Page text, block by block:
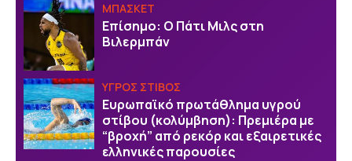
ΜΠΑΣΚΕΤ
Επίσημο: Ο Πάτι Μιλς στη
Βιλερμπάν
ΥΓΡΟΣ ΣΤΙΒΟΣ
Ευρωπαϊκό πρωτάθλημα υγρού
στίβου (κολύμβηση): Πρεμιέρα με
“βροχή” από ρεκόρ και εξαιρετικές
ελληνικές παρουσίες